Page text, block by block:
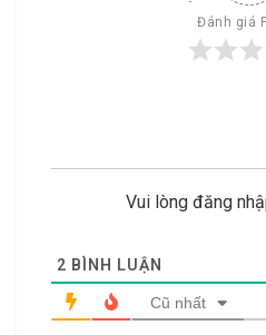
Đánh giá
Vui lòng đăng
2 BÌNH LUẬN
Cũ nhất